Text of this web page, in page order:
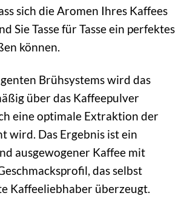
sich die Aromen Ihres Kaffees
Sie Tasse für Tasse ein perfektes
können.
Brühsystems wird das
über das Kaffeepulver
eine optimale Extraktion der
wird. Das Ergebnis ist ein
ausgewogener Kaffee mit
das selbst
Kaffeeliebhaber überzeugt.